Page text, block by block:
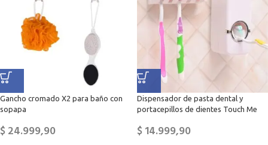
Gancho cromado X2 para baño con
sopapa
$24.999,90
Dispensador de pasta dental y
portacepillos de dientes Touch Me
$14.999,90